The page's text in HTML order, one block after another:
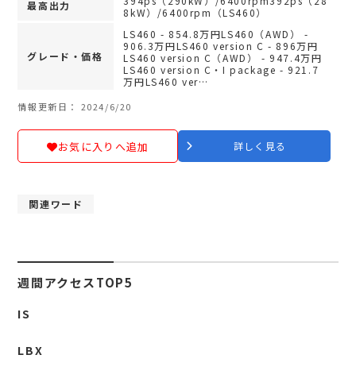
最高出力
8kW）/6400rpm（LS460）
グレード・価格
LS460 - 854.8万円LS460（AWD） -
906.3万円LS460 version C - 896万円
LS460 version C（AWD） - 947.4万円
LS460 version C・I package - 921.7
万円LS460 ver…
情報更新日： 2024/6/20
お気に入りへ追加 詳しく見る
関連ワード
週間アクセスTOP5
IS
LBX